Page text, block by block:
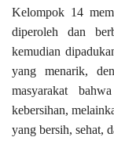
Kelompok 14
diperoleh dan
kemudian
yang menarik,
masyarakat
kebersihan,
yang bersih, sehat,